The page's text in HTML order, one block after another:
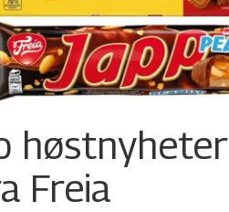
høstnyheter
Freia